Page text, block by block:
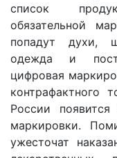
список
обязательной
попадут духи,
одежда и
цифровая
контрафактного
России
маркировки.
ужесточат